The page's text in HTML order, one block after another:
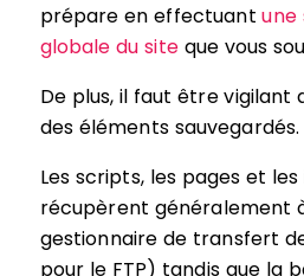
prépare en effectuantune
globale du siteque vous
De plus, il faut être vigilant
des éléments sauvegardés.
Les scripts, les pages et
récupèrent généralement à
gestionnaire de transfert
pour le FTP) tandis que la